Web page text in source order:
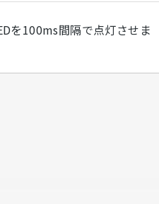
を100ms間隔で点灯させま